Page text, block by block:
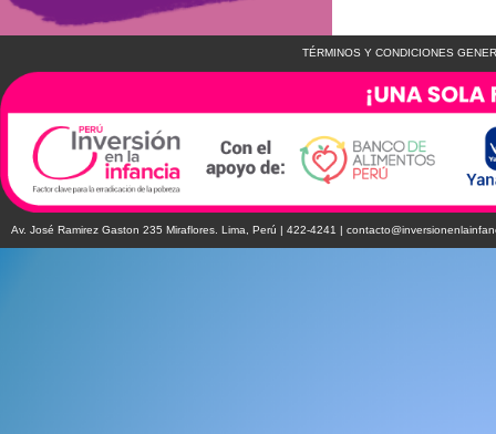
TÉRMINOS Y CONDICIONES
Av. José Ramirez Gaston 235 Miraflores. Lima, Perú | 422-4241 |